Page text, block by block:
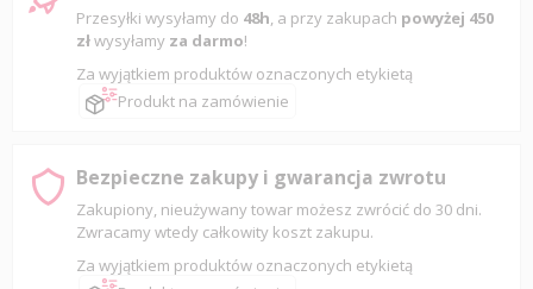
Przesyłki wysyłamy do 48h , a przy zakupach powyżej 450
złwysyłamy za darmo!
Za wyjątkiem produktów oznaczonych etykietą
Produkt na zamówienie
Bezpieczne zakupy i gwarancja zwrotu
Zakupiony, nieużywany towar możesz zwrócić do 30 dni.
Zwracamy wtedy całkowity koszt zakupu.
Za wyjątkiem produktów oznaczonych etykietą